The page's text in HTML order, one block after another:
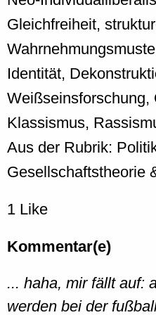
Gleichfreiheit,
Identität,
Weißseinsforschung,
Klassismus,
Aus der Rubrik:
Gesellschaftstheorie
1 Like
Kommentar(e)
... haha, mir fällt auf:
werden bei der